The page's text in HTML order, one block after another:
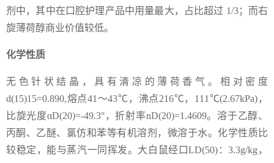
剂中，其中在口腔护理产品中用量最大，占比超过 1/3；而右
旋薄荷醇商业价值较低。
化学性质
无色针状结晶，具有清凉的薄荷香气。相对密度
d(15)15=0.890,熔点41～43℃，沸点216℃，111℃(2.67kPa)，
比旋光度αD(20)=-49.3°，折射率nD(20)=1.4609。溶于乙醇、
丙酮、乙醚、氯仿和苯等有机溶剂，微溶于水。化学性质比
较稳定，能与蒸汽一同挥发。大白鼠经口LD(50)：3.3g/kg，